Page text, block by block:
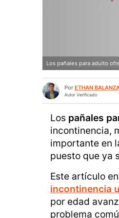
Los pañales para adulto
Por ETHAN
Autor Verificado
Los pañales
incontinencia,
importante en
puesto que ya
Este artículo
incontinencia
por edad
problema